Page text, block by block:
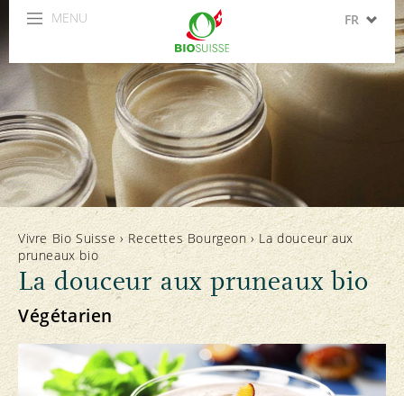
MENU FR
ES
Vivre Bio Suisse › Recettes Bourgeon› La douceur aux
pruneaux bio
La douceur aux pruneaux bio
Végétarien